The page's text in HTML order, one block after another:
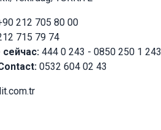
212 705 80 00
715 79 74
сейчас: 444 0 243 - 0850 250 1 243
0532 604 02 43